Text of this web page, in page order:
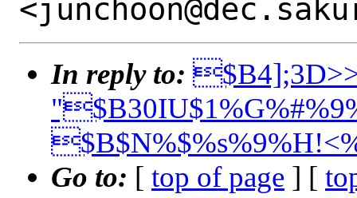
In reply to:
Go to: [ top of page ] [